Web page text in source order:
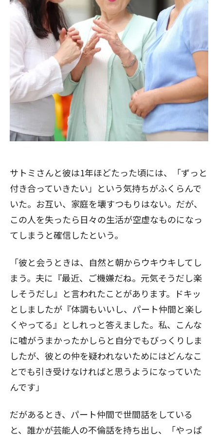
サトミさんと彼は1年ほどたった頃には、「ずっと
付き合っていきたい」という気持ちがふくらんで
いた。お互い、家庭を壊すつもりはない。だが、
この人を失ったら日々の生活が空虚なものになっ
てしまうと確信したという。
「彼と会うときは、自然と朝からウキウキしてし
まう。夫に『最近、ご機嫌だね。元気そうだし楽
しそうだし』と言われたことがあります。ドキッ
としましたが『体調もいいし、パート仲間と楽し
くやってる』としれっと答えました。私、こんな
に嘘がうまかったかしらと自分でもびっくりしま
したが、彼との仲を疑われないためにはどんなこ
とでも引き受けなければと思うようになっていた
んです」
だがあるとき、パート仲間で世間話をしている
と、誰かが芸能人の不倫話を持ち出し、「やっぱ